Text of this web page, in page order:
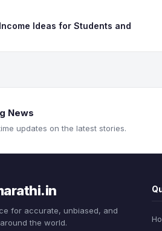
Ideas for Students and
News
updates on the latest stories.
for accurate, unbiased, and
the world.